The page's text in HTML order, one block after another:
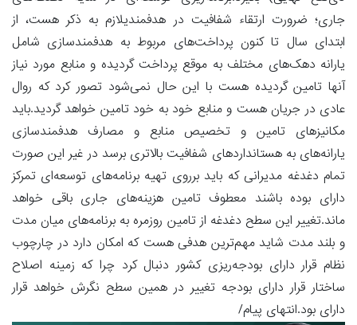
جاری؛ ضرورت ارتقاء شفافیت در هدفمندیلازم به ذکر هست، از
ابتدای سال تا کنون پرداخت‌های مربوط به هدفمندسازی شامل
یارانه دهک‌های مختلف به موقع پرداخت گردیده و منابع مورد نیاز
آنها تامین گردیده هست با این حال نمی‌شود تصور کرد که روال
عادی در جریان هست و منابع خود به خود تامین خواهد گردید.باید
مکانیزهای تامین و تخصیص منابع و مصارف هدفمندسازی
یارانه‌های به هستانداردهای شفافیت بالاتری برسد در غیر این صورت
تمام دغدغه مدیرانی که باید برروی تهیه برنامه‌های توسعه‌ای تمرکز
دارای بوده باشند معطوف تامین هزینه‌های جاری باقی خواهد
ماند.تغییر این سطح دغدغه از تامین روزمره به برنامه‌های میان مدت
و بلند مدت شاید مهم‌ترین هدفی هست که امکان دارد در چارچوب
نظام قرار دارای بودجه‌ریزی کشور دنبال کرد چرا که زمینه اصلاح
ساختار قرار دارای بودجه تغییر در همین سطح نگرش خواهد قرار
دارای بود.انتهای پیام/